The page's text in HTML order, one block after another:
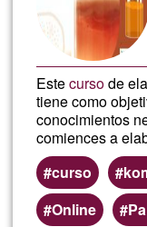
Estecursode
tiene como
conocimientos
comiences a
curso
Online